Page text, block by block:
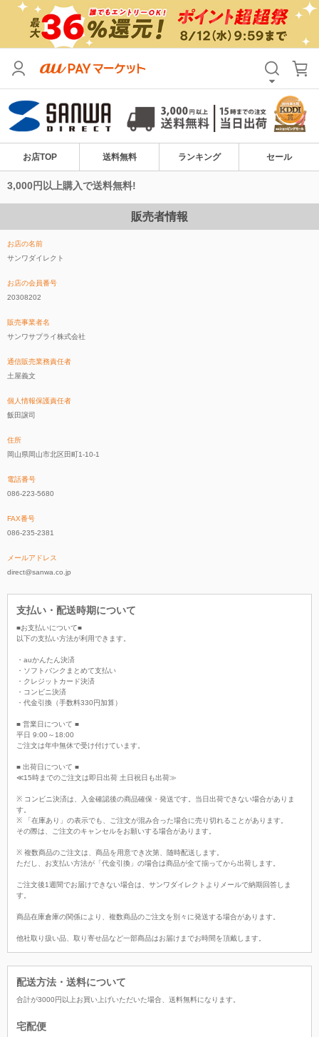
お店TOP 送料無料 ランキング セール
3,000円以上購入で送料無料!
販売者情報
お店の名前
サンワダイレクト
お店の会員番号
20308202
販売事業者名
サンワサプライ株式会社
通信販売業務責任者
土屋義文
個人情報保護責任者
飯田譲司
住所
岡山県岡山市北区田町1-10-1
電話番号
086-223-5680
FAX番号
086-235-2381
メールアドレス
direct@sanwa.co.jp
支払い・配送時期について
■お支払いについて■
以下の支払い方法が利用できます。
・auかんたん決済
・ソフトバンクまとめて支払い
・クレジットカード決済
・コンビニ決済
・代金引換（手数料330円加算）
■ 営業日について ■
平日 9:00～18:00
ご注文は年中無休で受け付けています。
■ 出荷日について ■
≪15時までのご注文は即日出荷 土日祝日も出荷≫
※ コンビニ決済は、入金確認後の商品確保・発送です。当日出荷できない場合がありま
す。
※ 「在庫あり」の表示でも、ご注文が混み合った場合に売り切れることがあります。
その際は、ご注文のキャンセルをお願いする場合があります。
※ 複数商品のご注文は、商品を用意でき次第、随時配送します。
ただし、お支払い方法が「代金引換」の場合は商品が全て揃ってから出荷します。
ご注文後1週間でお届けできない場合は、サンワダイレクトよりメールで納期回答しま
す。
商品在庫倉庫の関係により、複数商品のご注文を別々に発送する場合があります。
他社取り扱い品、取り寄せ品など一部商品はお届けまでお時間を頂戴します。
配送方法・送料について
合計が3000円以上お買い上げいただいた場合、 送料無料になります。
宅配便